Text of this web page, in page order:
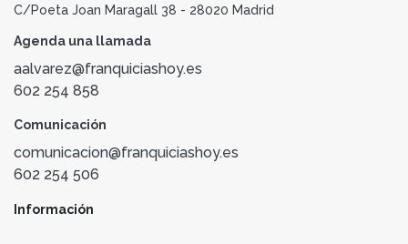
C/Poeta Joan Maragall 38 - 28020 Madrid
Agenda una llamada
aalvarez@franquiciashoy.es
602 254 858
Comunicación
comunicacion@franquiciashoy.es
602 254 506
Información